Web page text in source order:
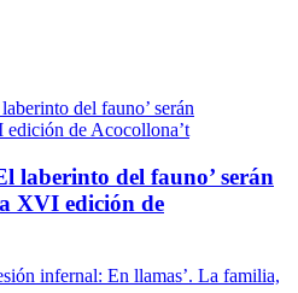
laberinto del fauno’ serán
XVI edición de